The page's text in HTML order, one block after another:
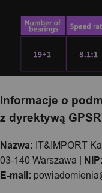
Informacje o
z dyrektywą
Nazwa: IT&IMPORT
03-140 Warszawa | NIP:
E-mail: